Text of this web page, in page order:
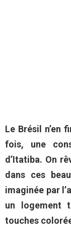
Le Brésil n’en
fois, une
d’Itatiba. On
dans ces
imaginée par
un logement
touches